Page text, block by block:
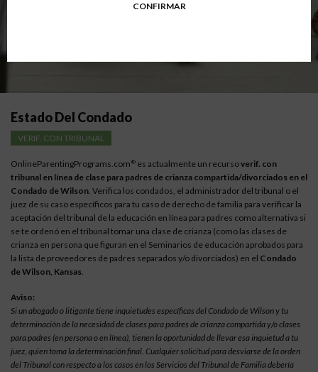
Estado Del Condado
VERIF. CON TRIBUNAL
OnlineParentingPrograms.com ® es actualmente un recursoverif. con
tribunal en línea de clase para padres de crianza compartida/divorciados en el
Condado de Wilson. Verifica los condados, el administrador del tribunal o el
juez de su caso específicos para tu caso de derecho de familia para verificar la
aceptación del tribunal de la educación en línea para padres como alternativa si
se te ordenó en el tribunal tomar una clase de crianza (como las clases de
crianza en persona que figuran en el Seminarios de educación aprobados para
la lista de proveedores de padres separados y/o divorciados) en el Condado
de Wilson, Kansas.
Aviso:
Si un abogado o litigante tiene inquietudes específicas del Condado de Wilson y tu
determinación de la necesidad de clases para padres de crianza compartida y/o clases
para padres (en persona o en línea), tienen la oportunidad de llevar esa inquietud a tu
juez, quien toma la determinación final. Cualquier solicitud para desviarse de la orden
del Tribunal con respecto a los casos en los Servicios del Tribunal de Familia debería
CONFIRMAR